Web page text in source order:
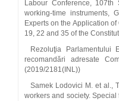
Labour Conference, 107th
working-time instruments,
Experts on the Application
19, 22 and 35 of the
Rezoluţia Parlamentului
recomandări adresate
(2019/2181(INL))
Samek Lodovici M. et al.,
workers and society.